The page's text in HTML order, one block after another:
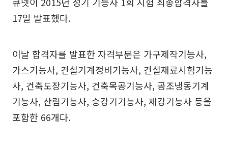
17일 발표했다.
이날 합격자를 발표한 자격부문은 가구제작기능사,
가스기능사, 건설기계정비기능사, 건설재료시험기능
사, 건축도장기능사, 건축목공기능사, 공조냉동기계
기능사, 산림기능사, 승강기기능사, 제강기능사 등을
포함한 66개다.